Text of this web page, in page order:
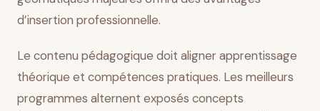
d’insertion professionnelle.
Le contenu pédagogique doit aligner apprentissage
théorique et compétences pratiques. Les meilleurs
programmes alternent exposés concepts